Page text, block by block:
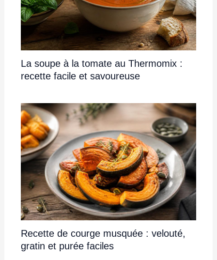
La soupe à la tomate au Thermomix :
recette facile et savoureuse
Recette de courge musquée : velouté,
gratin et purée faciles